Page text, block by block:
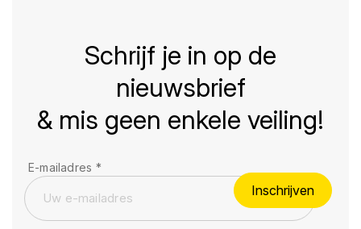
Schrijf je in op de
nieuwsbrief
& mis geen enkele veiling!
E-mailadres *
Inschrijven